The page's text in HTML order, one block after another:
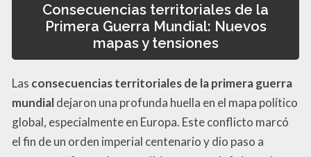
Consecuencias territoriales de la
Primera Guerra Mundial: Nuevos
mapas y tensiones
Las consecuencias territoriales de la primera guerra
mundialdejaron una profunda huella en el mapa político
global, especialmente en Europa. Este conflicto marcó
el fin de un orden imperial centenario y dio paso a